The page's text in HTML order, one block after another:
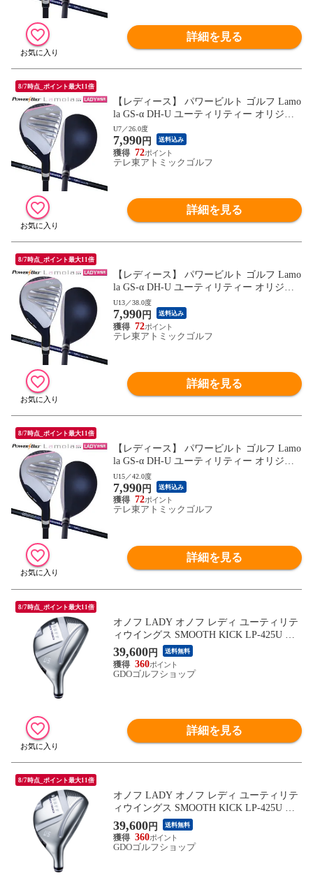
詳細を見る
8/7時点_ポイント最大11倍
【レディース】 パワービルト ゴルフ Lamo
la GS-α DH-U ユーティリティー オリジナ
ル カーボンシャフト
U7／26.0度
7,990円 送料込み
72
テレ東アトミックゴルフ
詳細を見る
8/7時点_ポイント最大11倍
【レディース】 パワービルト ゴルフ Lamo
la GS-α DH-U ユーティリティー オリジナ
ル カーボンシャフト
U13／38.0度
7,990円 送料込み
72
テレ東アトミックゴルフ
詳細を見る
8/7時点_ポイント最大11倍
【レディース】 パワービルト ゴルフ Lamo
la GS-α DH-U ユーティリティー オリジナ
ル カーボンシャフト
U15／42.0度
7,990円 送料込み
72
テレ東アトミックゴルフ
詳細を見る
8/7時点_ポイント最大11倍
オノフ LADY オノフ レディ ユーティリテ
ィウイングス SMOOTH KICK LP-425U ス
カイブルー シャフト：SMOOTH KICK LP-
425U スカイブルー A U5 24° 39inch レディ
ス
39,600円 送料無料
360
GDOゴルフショップ
詳細を見る
8/7時点_ポイント最大11倍
オノフ LADY オノフ レディ ユーティリテ
ィウイングス SMOOTH KICK LP-425U ス
カイブルー シャフト：SMOOTH KICK LP-
425U スカイブルー L U5 24° 38.5inch レデ
ィス
39,600円 送料無料
360
GDOゴルフショップ